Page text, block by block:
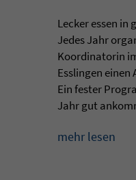
Lecker essen in
Jedes Jahr
Koordinatorin
Esslingen einen
Ein fester
Jahr gut
mehr lesen